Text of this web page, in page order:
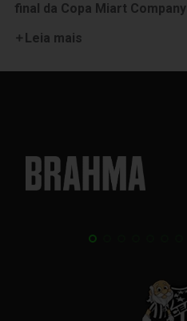
final da Copa Miart Company
Leia mais